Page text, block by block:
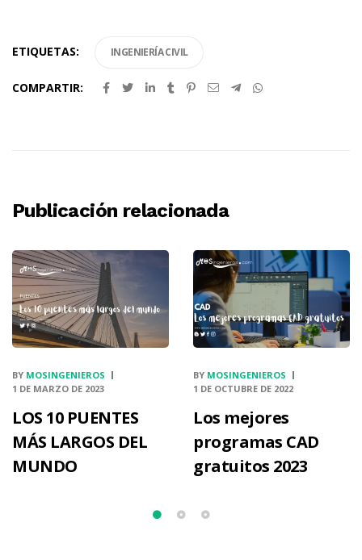
ETIQUETAS: INGENIERÍA CIVIL
COMPARTIR:
Publicación relacionada
BY MOSINGENIEROS
1 DE MARZO DE 2023
LOS 10 PUENTES
MÁS LARGOS DEL
MUNDO
BY MOSINGENIEROS
1 DE OCTUBRE DE 2022
Los mejores
programas CAD
gratuitos 2023